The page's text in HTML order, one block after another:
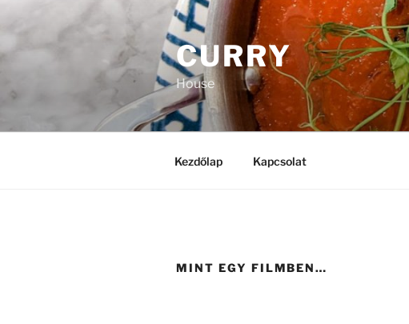
CURRY
House
Kezdőlap Kapcsolat
MINT EGY FILMBEN…